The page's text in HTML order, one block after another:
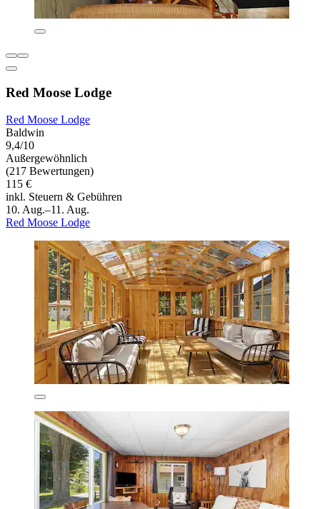
Red Moose Lodge
Red Moose Lodge
Baldwin
9,4/10
Außergewöhnlich
(217 Bewertungen)
115 €
inkl. Steuern & Gebühren
10. Aug.–11. Aug.
Red Moose Lodge